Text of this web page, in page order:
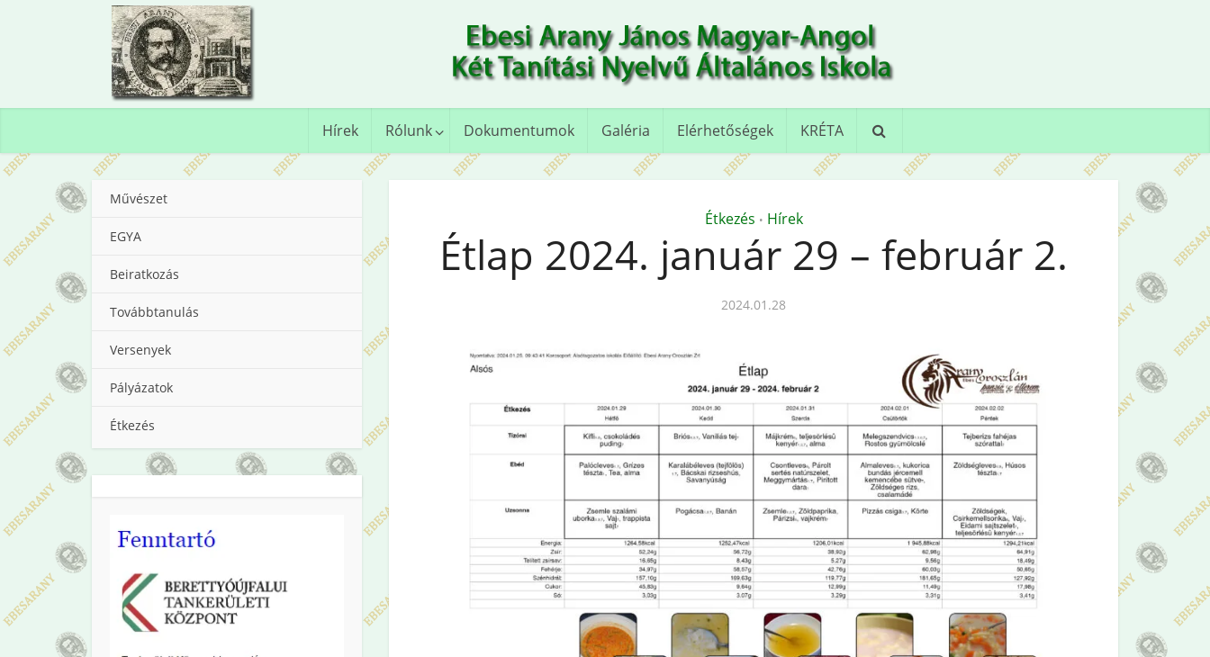
Hírek Rólunk Dokumentumok Galéria Elérhetőségek KRÉTA
Művészet
EGYA
Beiratkozás
Továbbtanulás
Versenyek
Pályázatok
Étkezés
Étkezés • Hírek
Étlap 2024. január 29 – február 2.
2024.01.28